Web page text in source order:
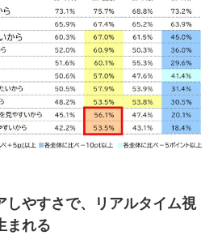
しやすさで、リアルタイム視
まれる